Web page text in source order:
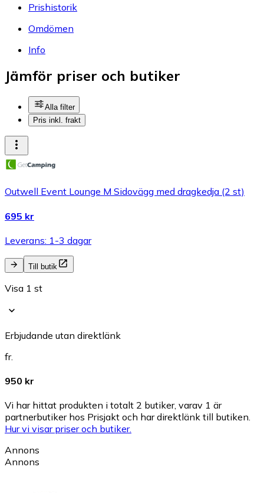
Prishistorik
Omdömen
Info
Jämför priser och butiker
Alla filter
Pris inkl. frakt
Outwell Event Lounge M Sidovägg med dragkedja (2 st)
695 kr
Leverans: 1-3 dagar
Till butik
Visa 1 st
Erbjudande utan direktlänk
fr.
950 kr
Vi har hittat produkten i totalt 2 butiker, varav 1 är
partnerbutiker hos Prisjakt och har direktlänk till butiken.
Hur vi visar priser och butiker.
Annons
Annons